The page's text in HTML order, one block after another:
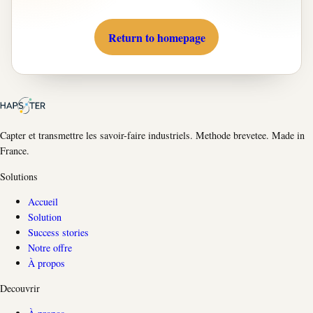
Return to homepage
Capter et transmettre les savoir-faire industriels. Methode brevetee. Made in
France.
Solutions
Accueil
Solution
Success stories
Notre offre
À propos
Decouvrir